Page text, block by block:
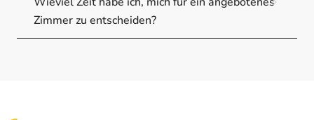
Zimmer zu entscheiden?